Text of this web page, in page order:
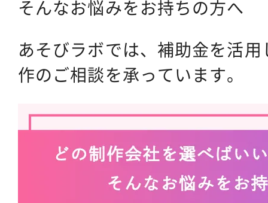
そんなお悩みをお持ちの方へ
あそびラボでは、補助金を活
作のご相談を承っています。